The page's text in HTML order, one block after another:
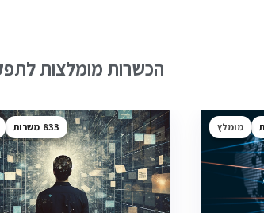
הכשרות מומלצות
מומלץ 833